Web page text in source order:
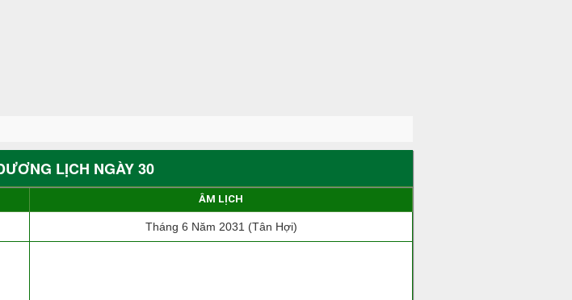
LỊCH NGÀY 30
ÂM LỊCH
Tháng 6 Năm 2031 (Tân Hợi)